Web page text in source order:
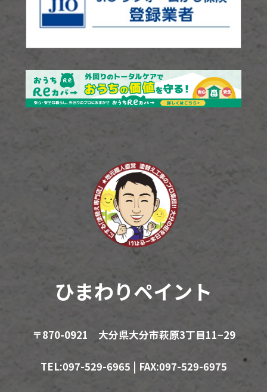
ひまわりペイント
〒870-0921 大分県大分市萩原3丁目11−29
TEL:097-529-6965 | FAX:097-529-6975